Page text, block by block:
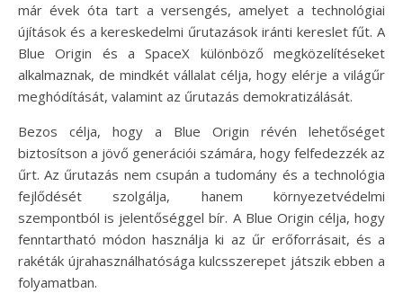
már évek óta tart a versengés, amelyet a technológiai
újítások és a kereskedelmi űrutazások iránti kereslet fűt. A
Blue Origin és a SpaceX különböző megközelítéseket
alkalmaznak, de mindkét vállalat célja, hogy elérje a világűr
meghódítását, valamint az űrutazás demokratizálását.
Bezos célja, hogy a Blue Origin révén lehetőséget
biztosítson a jövő generációi számára, hogy felfedezzék az
űrt. Az űrutazás nem csupán a tudomány és a technológia
fejlődését szolgálja, hanem környezetvédelmi
szempontból is jelentőséggel bír. A Blue Origin célja, hogy
fenntartható módon használja ki az űr erőforrásait, és a
rakéták újrahasználhatósága kulcsszerepet játszik ebben a
folyamatban.